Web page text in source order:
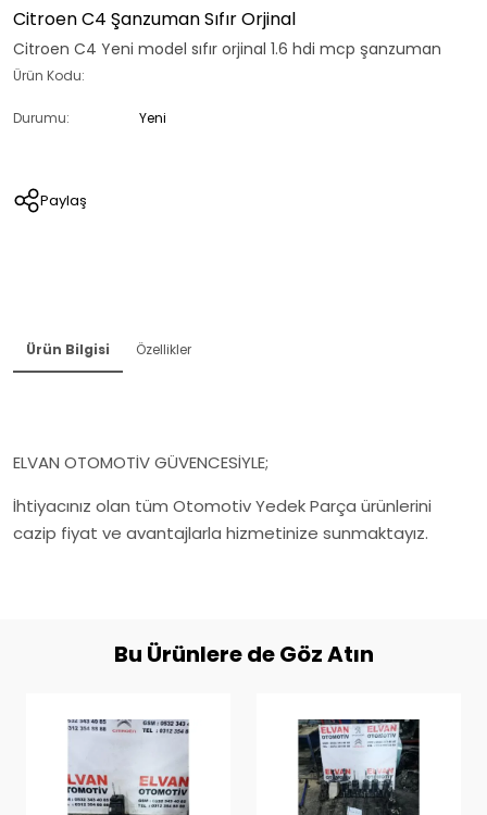
Citroen C4 Şanzuman Sıfır Orjinal
Citroen C4 Yeni model sıfır orjinal 1.6 hdi mcp şanzuman
Ürün Kodu:
Durumu: Yeni
Paylaş
Ürün Bilgisi Özellikler
ELVAN OTOMOTİV GÜVENCESİYLE;
İhtiyacınız olan tüm Otomotiv Yedek Parça ürünlerini
cazip fiyat ve avantajlarla hizmetinize sunmaktayız.
Bu Ürünlere de Göz Atın